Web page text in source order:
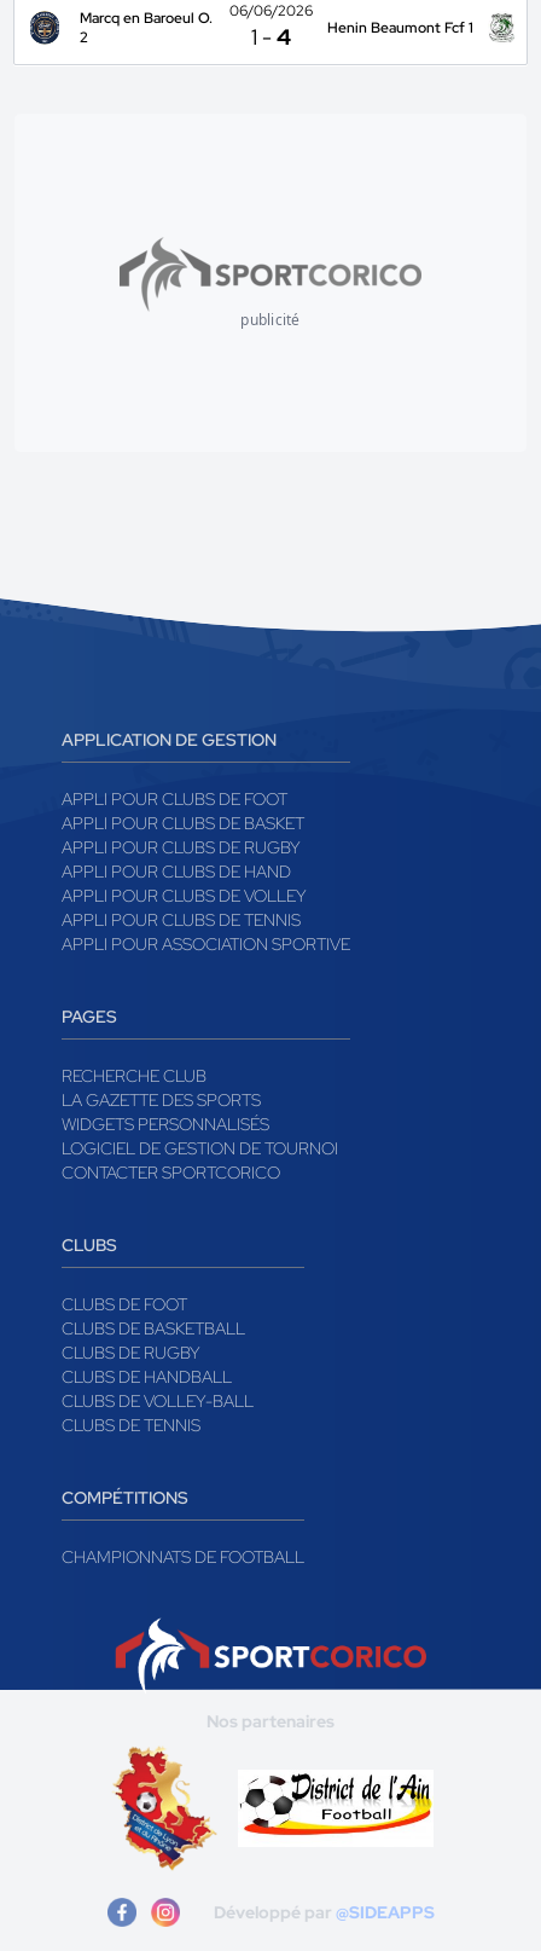
Marcq en Baroeul O.
2
06/06/2026
1 -4 Henin Beaumont Fcf 1
publicité
APPLICATION DE GESTION
APPLI POUR CLUBS DE FOOT
APPLI POUR CLUBS DE BASKET
APPLI POUR CLUBS DE RUGBY
APPLI POUR CLUBS DE HAND
APPLI POUR CLUBS DE VOLLEY
APPLI POUR CLUBS DE TENNIS
APPLI POUR ASSOCIATION SPORTIVE
PAGES
RECHERCHE CLUB
LA GAZETTE DES SPORTS
WIDGETS PERSONNALISÉS
LOGICIEL DE GESTION DE TOURNOI
CONTACTER SPORTCORICO
CLUBS
CLUBS DE FOOT
CLUBS DE BASKETBALL
CLUBS DE RUGBY
CLUBS DE HANDBALL
CLUBS DE VOLLEY-BALL
CLUBS DE TENNIS
COMPÉTITIONS
CHAMPIONNATS DE FOOTBALL
Nos partenaires
Développé par @SIDEAPPS